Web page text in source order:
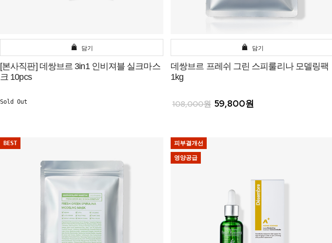
담기
[본사직판] 데쌍브르 3in1 인비져블 실크마스
크 10pcs
Sold Out
담기
데쌍브르 프레쉬 그린 스피룰리나 모델링팩
1kg
108,000원 59,800원
BEST 피부결개선
영양공급